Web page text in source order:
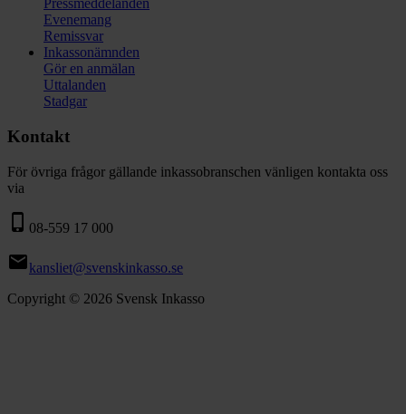
Pressmeddelanden
Evenemang
Remissvar
Inkassonämnden
Gör en anmälan
Uttalanden
Stadgar
Kontakt
För övriga frågor gällande inkassobranschen vänligen kontakta oss
via
phone_iphone 08-559 17 000
emailkansliet@svenskinkasso.se
Copyright © 2026 Svensk Inkasso